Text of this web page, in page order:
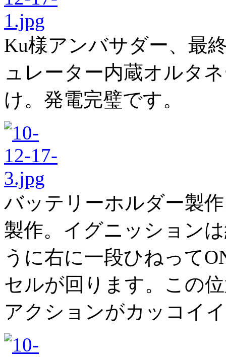
Ku様アンバサダー、最
ュレーター内蔵オルタ
け。発電完璧です。
バッテリーホルダー製
製作。イグニッション
うに右に一段ひねって
セルが回ります。この
アクションがカッコイ